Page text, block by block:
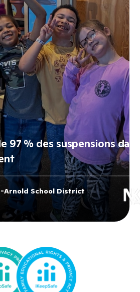
97 % des suspensions
Arnold School District
Kensington-Arnold